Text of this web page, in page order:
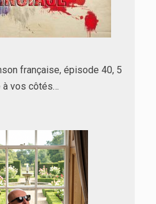
française, épisode 40, 5
à vos côtés…